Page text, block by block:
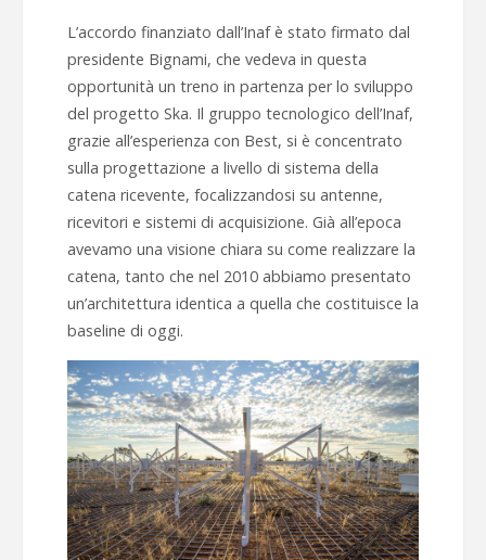
L’accordo finanziato dall’Inaf è stato firmato dal
presidente Bignami, che vedeva in questa
opportunità un treno in partenza per lo sviluppo
del progetto Ska. Il gruppo tecnologico dell’Inaf,
grazie all’esperienza con Best, si è concentrato
sulla progettazione a livello di sistema della
catena ricevente, focalizzandosi su antenne,
ricevitori e sistemi di acquisizione. Già all’epoca
avevamo una visione chiara su come realizzare la
catena, tanto che nel 2010 abbiamo presentato
un’architettura identica a quella che costituisce la
baseline di oggi.